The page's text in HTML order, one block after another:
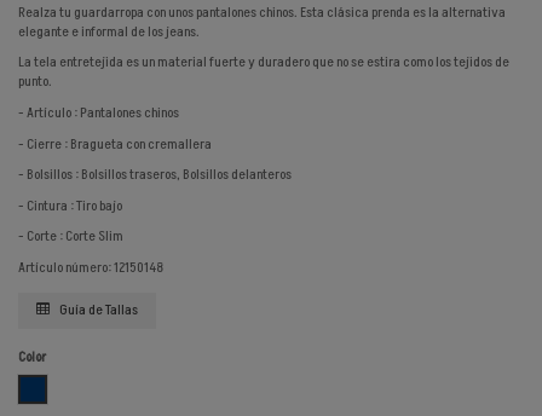
Realza tu guardarropa con unos pantalones chinos. Esta clásica prenda es la alternativa
elegante e informal de los jeans.
La tela entretejida es un material fuerte y duradero que no se estira como los tejidos de
punto.
- Artículo : Pantalones chinos
- Cierre : Bragueta con cremallera
- Bolsillos : Bolsillos traseros, Bolsillos delanteros
- Cintura : Tiro bajo
- Corte : Corte Slim
Artículo número: 12150148
Guía de Tallas
Color